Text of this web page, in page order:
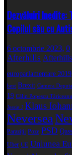
Dezvăluiri Inedite:
Copilul său cu
6 octombrie 2023, 0
Afterhills
europarlamentare 2019
best Brexit Camera
19 Călin Popescu Tăriceanu
Jessie J Klaus
Neversea
Paraziții Poze PSD
Uber UE Uniunea